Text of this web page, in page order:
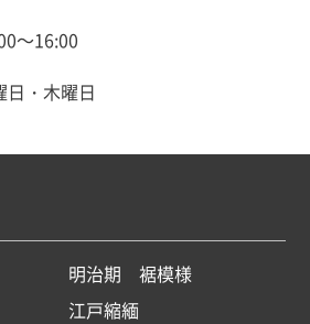
～16:00
日・木曜日
明治期 裾模様
江戸縮緬